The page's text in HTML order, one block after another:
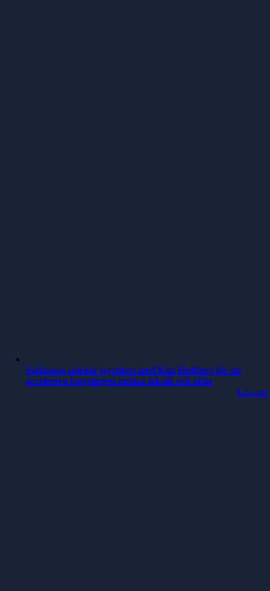
Softhouse stärker styrelsen med Kim Hedberg för att
accelerera kopplingen mellan teknik och affär
Läs mer